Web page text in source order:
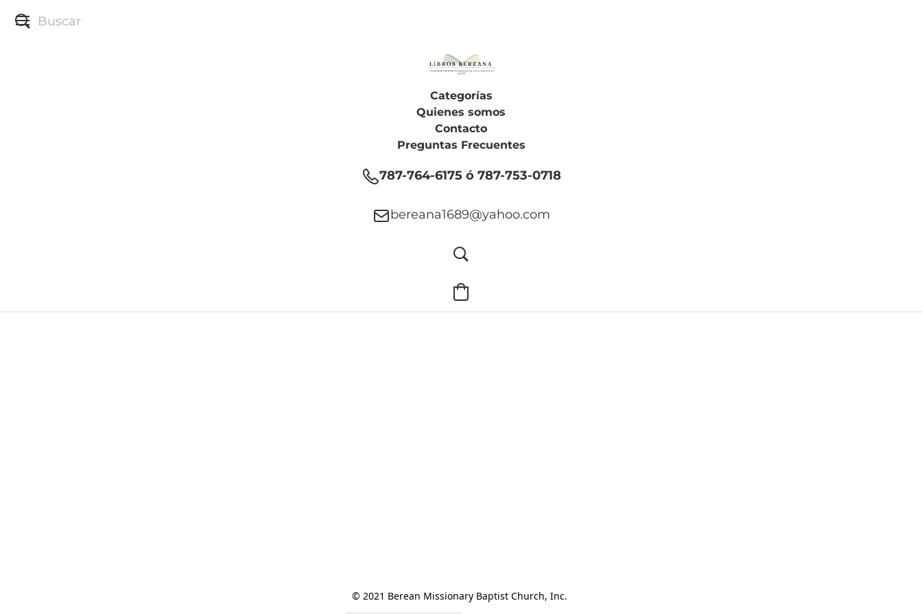
Categorías
Quienes somos
Contacto
Preguntas Frecuentes
787-764-6175 ó 787-753-0718
bereana1689@yahoo.com
© 2021 Berean Missionary Baptist Church, Inc.